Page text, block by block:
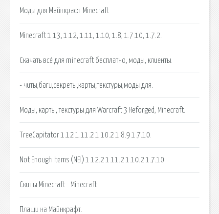
Моды для Майнкрафт Minecraft
Minecraft 1.13, 1.12, 1.11, 1.10, 1.8, 1.7.10, 1.7.2.
Скачать всё для minecraft бесплатно, моды, клиенты.
- читы,баги,секреты,карты,текстуры,моды для.
Моды, карты, текстуры для Warcraft 3 Reforged, Minecraft.
TreeCapitator 1.12 1.11.2 1.10.2 1.8.9 1.7.10.
Not Enough Items (NEI) 1.12.2 1.11.2 1.10.2 1.7.10.
Скины Minecraft - Minecraft
Плащи на Майнкрафт.